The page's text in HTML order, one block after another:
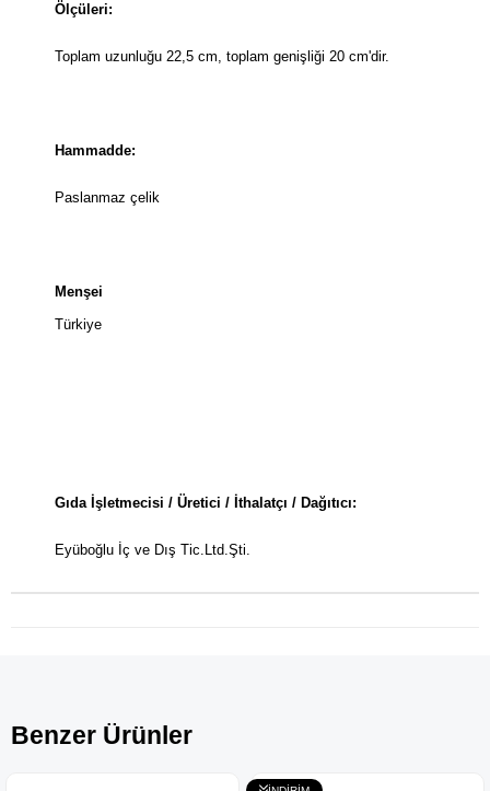
Ölçüleri:
Toplam uzunluğu 22,5 cm, toplam genişliği 20 cm'dir.
Hammadde:
Paslanmaz çelik
Menşei
Türkiye
Gıda İşletmecisi / Üretici / İthalatçı / Dağıtıcı:
Eyüboğlu İç ve Dış Tic.Ltd.Şti.
Benzer Ürünler